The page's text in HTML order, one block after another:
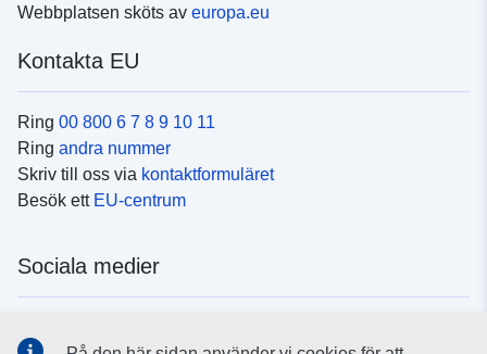
Webbplatsen sköts av europa.eu
Kontakta EU
Ring 00 800 6 7 8 9 10 11
Ring andra nummer
Skriv till oss via kontaktformuläret
Besök ett EU-centrum
Sociala medier